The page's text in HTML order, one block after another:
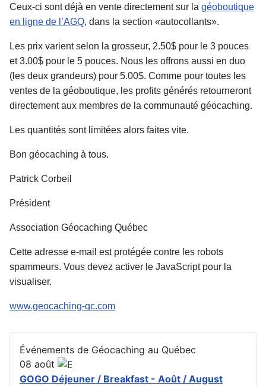
Ceux-ci sont déjà en vente directement sur la géoboutique
en ligne de l’AGQ, dans la section «autocollants».
Les prix varient selon la grosseur, 2.50$ pour le 3 pouces
et 3.00$ pour le 5 pouces. Nous les offrons aussi en duo
(les deux grandeurs) pour 5.00$. Comme pour toutes les
ventes de la géoboutique, les profits générés retourneront
directement aux membres de la communauté géocaching.
Les quantités sont limitées alors faites vite.
Bon géocaching à tous.
Patrick Corbeil
Président
Association Géocaching Québec
Cette adresse e-mail est protégée contre les robots
spammeurs. Vous devez activer le JavaScript pour la
visualiser.
www.geocaching-qc.com
Événements de Géocaching au Québec
08 août
GOGO Déjeuner / Breakfast - Août / August